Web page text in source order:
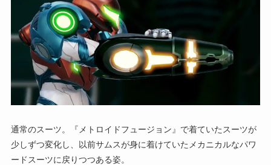
通常のスーツ。『メトロイドフュージョン』で着ていたスーツが
少しずつ変化し、以前サムスが身に着けていたメカニカルなパワ
ードスーツに戻りつつある姿。